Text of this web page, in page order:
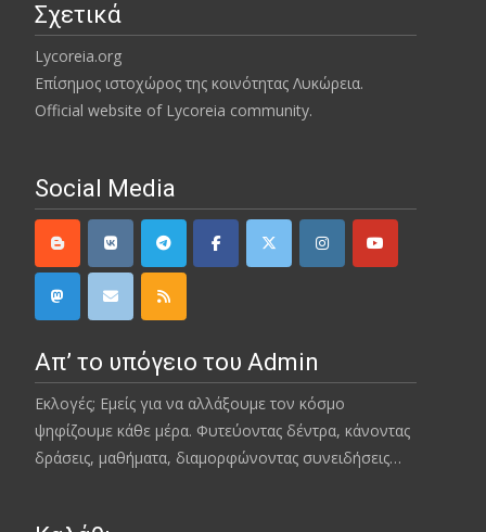
Σχετικά
Lycoreia.org
Επίσημος ιστοχώρος της κοινότητας Λυκώρεια.
Official website of Lycoreia community.
Social Media
Απ’ το υπόγειο του Admin
Εκλογές; Εμείς για να αλλάξουμε τον κόσμο
ψηφίζουμε κάθε μέρα. Φυτεύοντας δέντρα, κάνοντας
δράσεις, μαθήματα, διαμορφώνοντας συνειδήσεις…